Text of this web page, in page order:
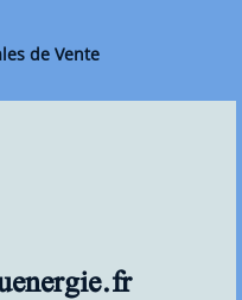
de Vente